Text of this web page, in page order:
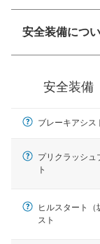
安全装備につ
ーキア
見え
安全装備
ブレーキアシス
プリクラッシュ
ト
ヒルスタート（
スト